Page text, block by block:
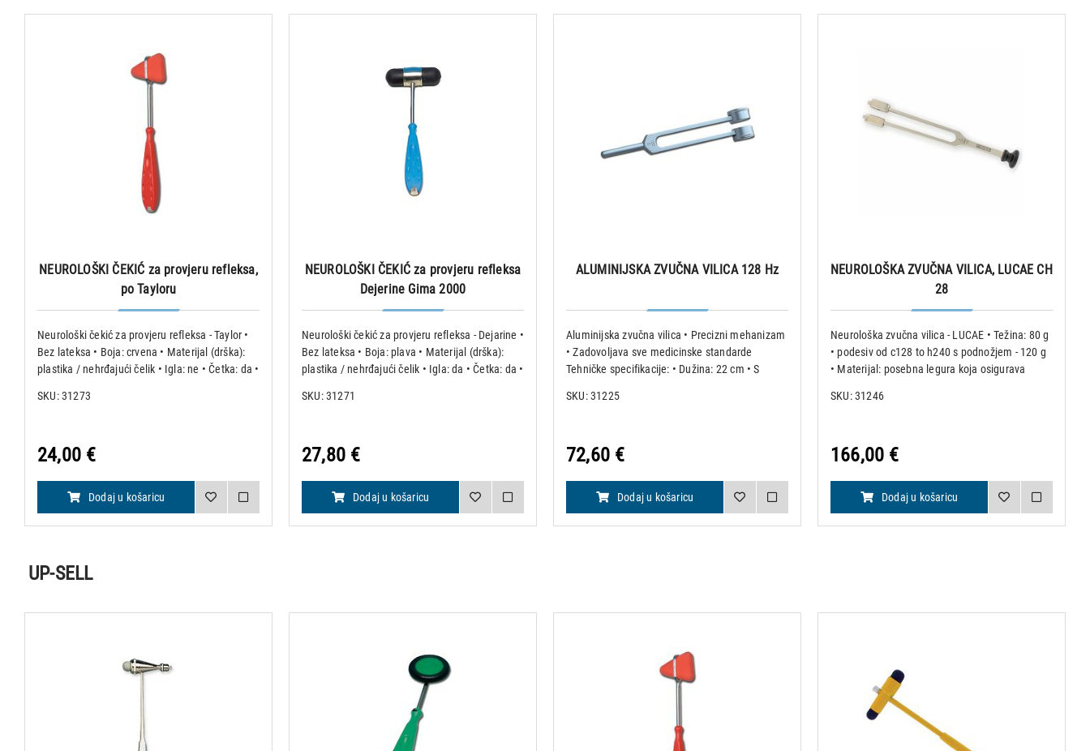
NEUROLOŠKI ČEKIĆ za provjeru refleksa,
po Tayloru
Neurološki čekić za provjeru refleksa - Taylor •
Bez lateksa • Boja: crvena • Materijal (drška):
plastika / nehrđajući čelik • Igla: ne • Četka: da •
SKU: 31273
24,00 €
Dodaj u košaricu
NEUROLOŠKI ČEKIĆ za provjeru refleksa
Dejerine Gima 2000
Neurološki čekić za provjeru refleksa - Dejarine •
Bez lateksa • Boja: plava • Materijal (drška):
plastika / nehrđajući čelik • Igla: da • Četka: da •
SKU: 31271
27,80 €
Dodaj u košaricu
ALUMINIJSKA ZVUČNA VILICA 128 Hz
Aluminijska zvučna vilica • Precizni mehanizam
• Zadovoljava sve medicinske standarde
Tehničke specifikacije: • Dužina: 22 cm • S
legura
SKU: 31225
72,60 €
Dodaj u košaricu
NEUROLOŠKA ZVUČNA VILICA, LUCAE CH
28
Neurološka zvučna vilica - LUCAE • Težina: 80 g
• podesiv od c128 to h240 s podnožjem - 120 g
• Materijal: posebna legura koja osigurava
SKU: 31246
166,00 €
Dodaj u košaricu
UP-SELL